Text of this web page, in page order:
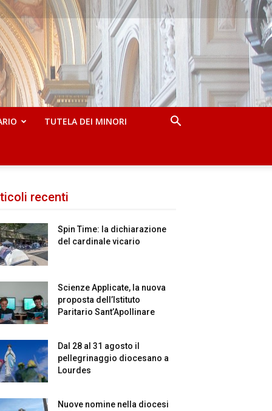
TUTELA DEI MINORI
recenti
Spin Time: la dichiarazione
del cardinale vicario
Scienze Applicate, la nuova
proposta dell’Istituto
Paritario Sant’Apollinare
Dal 28 al 31 agosto il
pellegrinaggio diocesano a
Lourdes
Nuove nomine nella diocesi